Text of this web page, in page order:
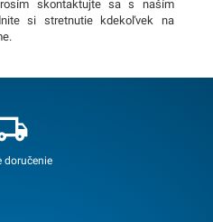
skontaktujte sa s naším
si stretnutie kdekoľvek na
doručenie